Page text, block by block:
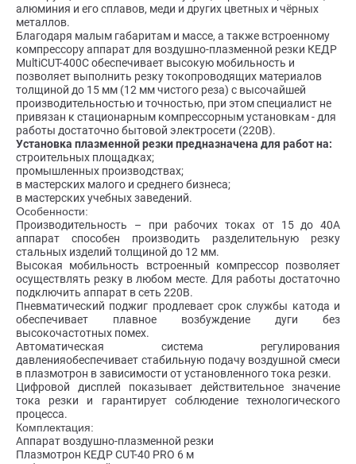
алюминия и его сплавов, меди и других цветных и чёрных
металлов.
Благодаря малым габаритам и массе, а также встроенному
компрессору аппарат для воздушно-плазменной резки КЕДР
MultiCUT-400C обеспечивает высокую мобильность и
позволяет выполнить резку токопроводящих материалов
толщиной до 15 мм (12 мм чистого реза) с высочайшей
производительностью и точностью, при этом специалист не
привязан к стационарным компрессорным установкам - для
работы достаточно бытовой электросети (220В).
Установка плазменной резки предназначена для работ на:
строительных площадках;
промышленных производствах;
в мастерских малого и среднего бизнеса;
в мастерских учебных заведений.
Особенности:
Производительность – при рабочих токах от 15 до 40А
аппарат способен производить разделительную резку
стальных изделий толщиной до 12 мм.
Высокая мобильность встроенный компрессор позволяет
осуществлять резку в любом месте. Для работы достаточно
подключить аппарат в сеть 220В.
Пневматический поджиг продлевает срок службы катода и
обеспечивает плавное возбуждение дуги без
высокочастотных помех.
Автоматическая система регулирования
давленияобеспечивает стабильную подачу воздушной смеси
в плазмотрон в зависимости от установленного тока резки.
Цифровой дисплей показывает действительное значение
тока резки и гарантирует соблюдение технологического
процесса.
Комплектация:
Аппарат воздушно-плазменной резки
Плазмотрон КЕДР CUT-40 PRO 6 м